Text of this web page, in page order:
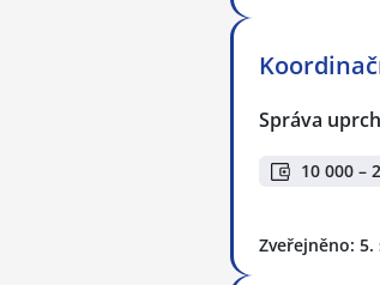
Správa
10 000 –
Zveřejněno: 5.